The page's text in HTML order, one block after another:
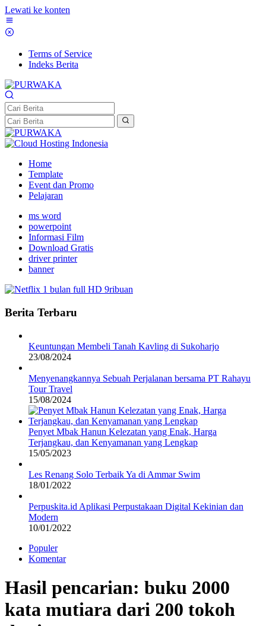
Lewati ke konten
Terms of Service
Indeks Berita
Home
Template
Event dan Promo
Pelajaran
ms word
powerpoint
Informasi Film
Download Gratis
driver printer
banner
Berita Terbaru
Keuntungan Membeli Tanah Kavling di Sukoharjo
23/08/2024
Menyenangkannya Sebuah Perjalanan bersama PT Rahayu
Tour Travel
15/08/2024
Penyet Mbak Hanun Kelezatan yang Enak, Harga
Terjangkau, dan Kenyamanan yang Lengkap
15/05/2023
Les Renang Solo Terbaik Ya di Ammar Swim
18/01/2022
Perpuskita.id Aplikasi Perpustakaan Digital Kekinian dan
Modern
10/01/2022
Populer
Komentar
Hasil pencarian: buku 2000
kata mutiara dari 200 tokoh